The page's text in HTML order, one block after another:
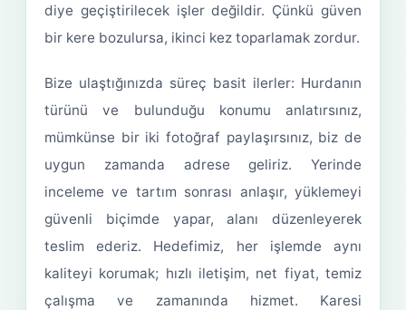
diye geçiştirilecek işler değildir. Çünkü güven
bir kere bozulursa, ikinci kez toparlamak zordur.
Bize ulaştığınızda süreç basit ilerler: Hurdanın
türünü ve bulunduğu konumu anlatırsınız,
mümkünse bir iki fotoğraf paylaşırsınız, biz de
uygun zamanda adrese geliriz. Yerinde
inceleme ve tartım sonrası anlaşır, yüklemeyi
güvenli biçimde yapar, alanı düzenleyerek
teslim ederiz. Hedefimiz, her işlemde aynı
kaliteyi korumak; hızlı iletişim, net fiyat, temiz
çalışma ve zamanında hizmet. Karesi